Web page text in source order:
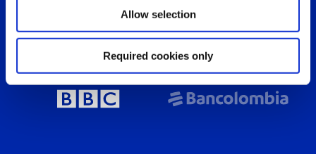
Allow selection
Required cookies only